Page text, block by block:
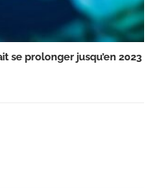
se prolonger jusqu’en 2023